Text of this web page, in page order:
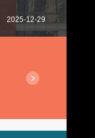
2025-12-29